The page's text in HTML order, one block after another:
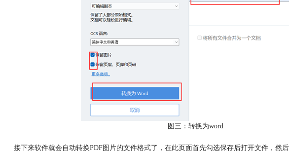
图三：转换为word
接下来软件就会自动转换PDF图片的文件格式了，在此页面首先勾选保存后打开文件，然